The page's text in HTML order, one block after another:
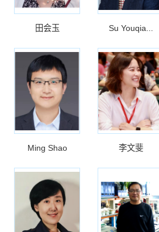
田会玉 Su Youqia...
Ming Shao 李文斐